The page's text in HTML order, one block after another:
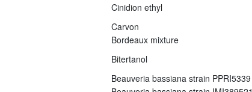
Cinidion ethyl
Carvon
Bordeaux mixture
Bitertanol
Beauveria bassiana strain PPRI5339